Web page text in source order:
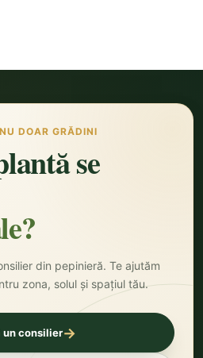
DOAR GRĂDINI
se
din pepinieră. Te ajutăm
zona, solul și spațiul tău.
un consilier→